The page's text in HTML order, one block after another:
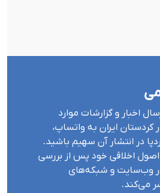
اخبار و گزارشات موارد
ایران بە واتساپ،
در انتشار آن سهیم باشید.
اصول اخلاقی خود پس از بررسی
در وب‌سایت و شبکه‌های
می‌کند.